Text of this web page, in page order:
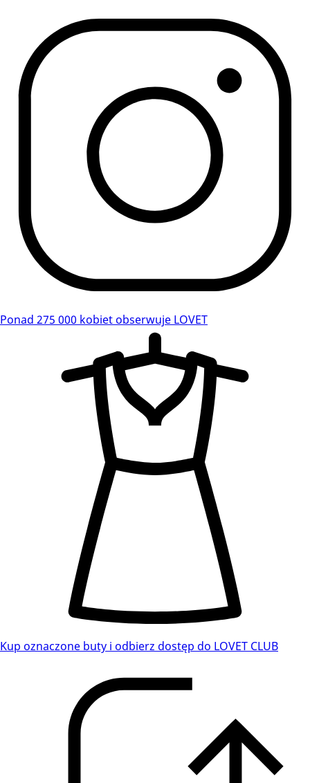
Ponad 275 000 kobiet obserwuje LOVET
Kup oznaczone buty i odbierz dostęp do LOVET CLUB